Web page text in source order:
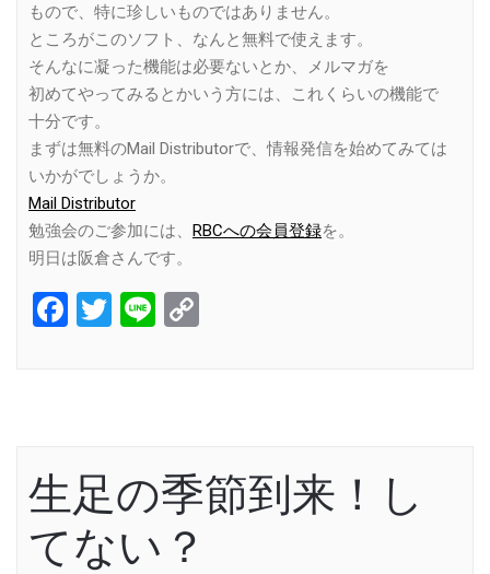
もので、特に珍しいものではありません。
ところがこのソフト、なんと無料で使えます。
そんなに凝った機能は必要ないとか、メルマガを
初めてやってみるとかいう方には、これくらいの機能で
十分です。
まずは無料のMail Distributorで、情報発信を始めてみては
いかがでしょうか。
Mail Distributor
勉強会のご参加には、 RBCへの会員登録を。
明日は阪倉さんです。
Facebook
Twitter
Line
生足の季節到来！し
てない？